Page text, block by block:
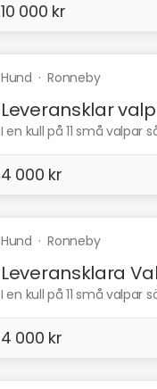
10 000 kr
Hund ·Ronneby
Leveransklar valp
I en kull på 11 små valpar
4 000 kr
Hund ·Ronneby
Leveransklara
I en kull på 11 små valpar
4 000 kr